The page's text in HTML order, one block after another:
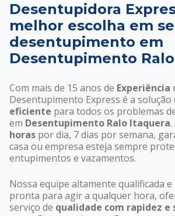
Desentupidora
melhor escolha em
desentupimento em
Desentupimento
Com mais de 15 anos de Experiência
Desentupimento Express é a solução
eficiente para todos os problemas
em Desentupimento Ralo Itaquera
horas por dia, 7 dias por semana,
casa ou empresa esteja sempre
entupimentos e vazamentos.
Nossa equipe altamente qualificada e
pronta para agir a qualquer hora,
serviço de qualidade com rapidez e